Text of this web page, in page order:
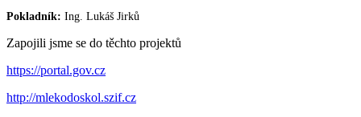
Pokladník: Ing. Lukáš Jirků
Zapojili jsme se do těchto projektů
https://portal.gov.cz
http://mlekodoskol.szif.cz